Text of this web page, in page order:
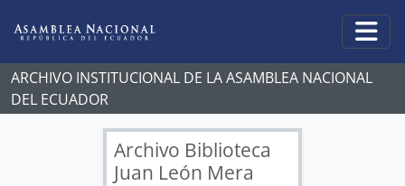
ARCHIVO INSTITUCIONAL DE LA ASAMBLEA NACIONAL
DEL ECUADOR
Archivo Biblioteca
Juan León Mera